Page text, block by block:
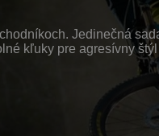
Jedinečná
kľuky pre agresívny